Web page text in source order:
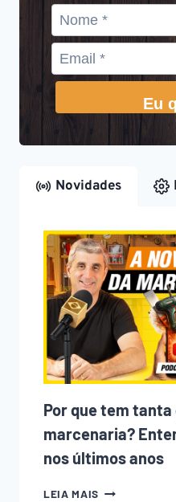
Eu
Novidades
Por que tem
marcenaria?
nos últimos anos
LEIA MAIS POR